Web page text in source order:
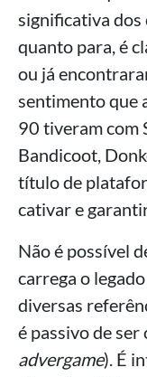
significativa dos
quanto para, é
ou já
sentimento que
90 tiveram com
Bandicoot,
título de
cativar e
Não é possível
carrega o
diversas
é passivo de
advergame). É